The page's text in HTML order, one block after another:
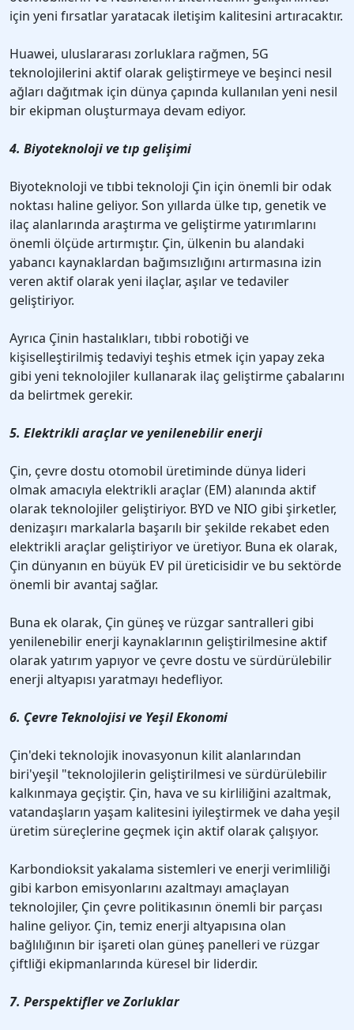
için yeni fırsatlar yaratacak iletişim kalitesini artıracaktır.
Huawei, uluslararası zorluklara rağmen, 5G
teknolojilerini aktif olarak geliştirmeye ve beşinci nesil
ağları dağıtmak için dünya çapında kullanılan yeni nesil
bir ekipman oluşturmaya devam ediyor.
4. Biyoteknoloji ve tıp gelişimi
Biyoteknoloji ve tıbbi teknoloji Çin için önemli bir odak
noktası haline geliyor. Son yıllarda ülke tıp, genetik ve
ilaç alanlarında araştırma ve geliştirme yatırımlarını
önemli ölçüde artırmıştır. Çin, ülkenin bu alandaki
yabancı kaynaklardan bağımsızlığını artırmasına izin
veren aktif olarak yeni ilaçlar, aşılar ve tedaviler
geliştiriyor.
Ayrıca Çinin hastalıkları, tıbbi robotiği ve
kişiselleştirilmiş tedaviyi teşhis etmek için yapay zeka
gibi yeni teknolojiler kullanarak ilaç geliştirme çabalarını
da belirtmek gerekir.
5. Elektrikli araçlar ve yenilenebilir enerji
Çin, çevre dostu otomobil üretiminde dünya lideri
olmak amacıyla elektrikli araçlar (EM) alanında aktif
olarak teknolojiler geliştiriyor. BYD ve NIO gibi şirketler,
denizaşırı markalarla başarılı bir şekilde rekabet eden
elektrikli araçlar geliştiriyor ve üretiyor. Buna ek olarak,
Çin dünyanın en büyük EV pil üreticisidir ve bu sektörde
önemli bir avantaj sağlar.
Buna ek olarak, Çin güneş ve rüzgar santralleri gibi
yenilenebilir enerji kaynaklarının geliştirilmesine aktif
olarak yatırım yapıyor ve çevre dostu ve sürdürülebilir
enerji altyapısı yaratmayı hedefliyor.
6. Çevre Teknolojisi ve Yeşil Ekonomi
Çin'deki teknolojik inovasyonun kilit alanlarından
biri'yeşil "teknolojilerin geliştirilmesi ve sürdürülebilir
kalkınmaya geçiştir. Çin, hava ve su kirliliğini azaltmak,
vatandaşların yaşam kalitesini iyileştirmek ve daha yeşil
üretim süreçlerine geçmek için aktif olarak çalışıyor.
Karbondioksit yakalama sistemleri ve enerji verimliliği
gibi karbon emisyonlarını azaltmayı amaçlayan
teknolojiler, Çin çevre politikasının önemli bir parçası
haline geliyor. Çin, temiz enerji altyapısına olan
bağlılığının bir işareti olan güneş panelleri ve rüzgar
çiftliği ekipmanlarında küresel bir liderdir.
7. Perspektifler ve Zorluklar